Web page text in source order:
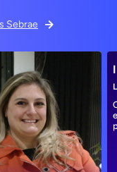
Sebrae